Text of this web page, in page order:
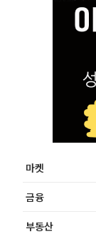
마켓
금융
부동산